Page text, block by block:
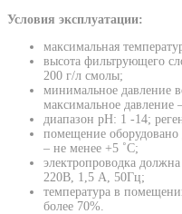
Условия эксплуатации:
максимальная
высота фильтрующего
200 г/л смолы;
минимальное давление
максимальное давление
диапазон pH: 1 -14;
помещение оборудовано
– не менее +5 ˚С;
электропроводка
220В, 1,5 А, 50Гц;
температура в
более 70%.